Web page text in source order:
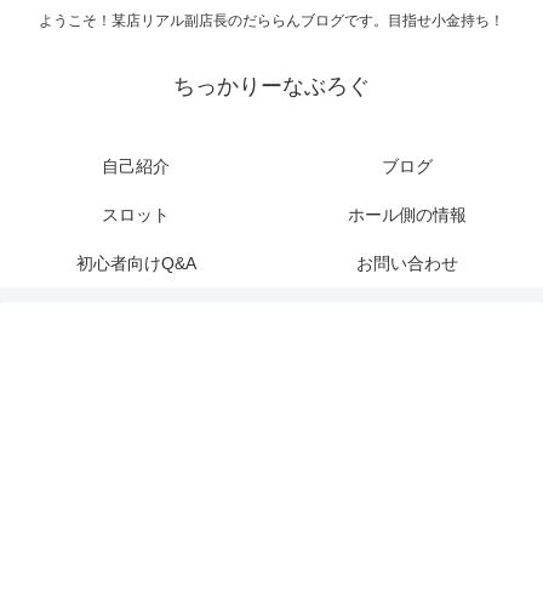
ようこそ！某店リアル副店長のだららんブログです。目指せ小金持ち！
ちっかりーなぶろぐ
自己紹介 ブログ
スロット ホール側の情報
初心者向けQ&A お問い合わせ